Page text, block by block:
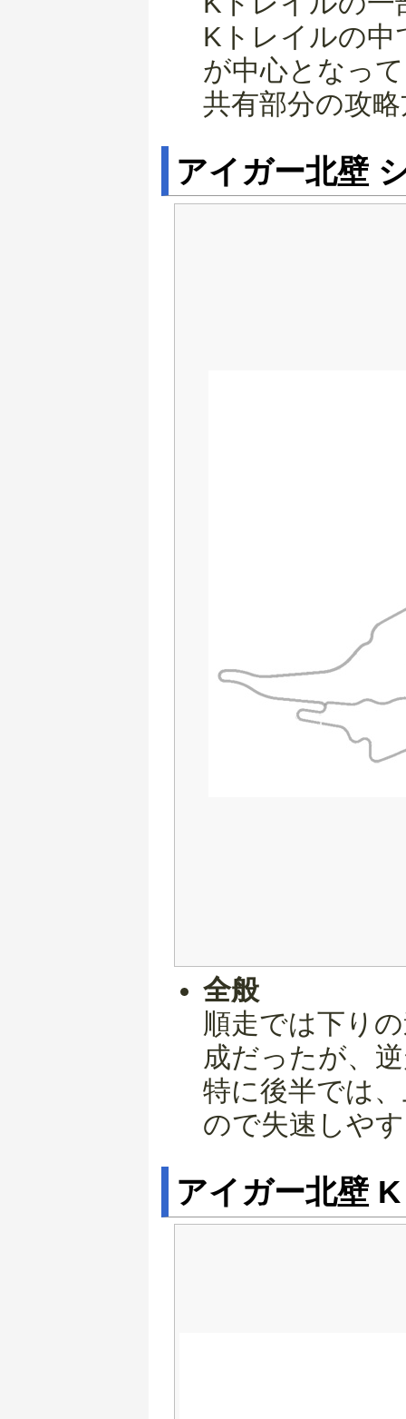
Kトレイルの
が中心となっ
共有部分の攻
アイガー北壁
全般
順走では下り
成だったが、
特に後半では
ので失速しや
アイガー北壁